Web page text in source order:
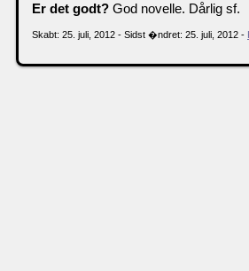
Er det godt? God novelle. Dårlig sf.
Skabt: 25. juli, 2012 - Sidst �ndret: 25. juli, 2012 -